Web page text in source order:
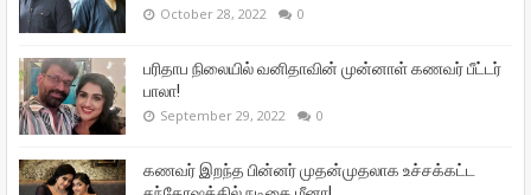
October 28, 2022 0
பரிதாப நிலையில் வனிதாவின் முன்னாள் கணவர் பீட்டர்
பாலா!
September 29, 2022 0
கணவர் இறந்த பின்னர் முதன்முதலாக உச்சக்கட்ட